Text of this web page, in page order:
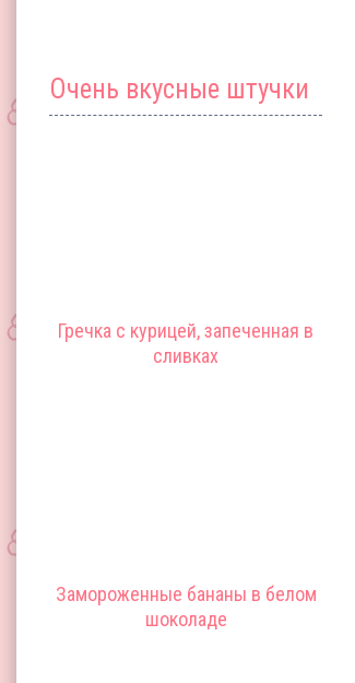
Очень вкусные штучки
Гречка с курицей, запеченная в
сливках
Замороженные бананы в белом
шоколаде